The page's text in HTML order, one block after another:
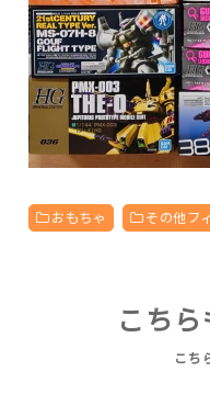
おもちゃ その他フ
こちら